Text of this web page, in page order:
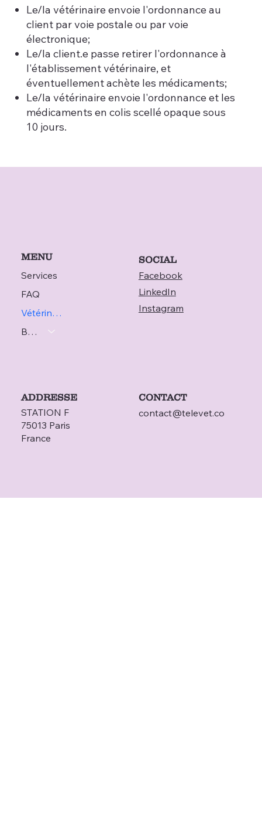
Le/la vétérinaire envoie l'ordonnance au
client par voie postale ou par voie
électronique;
Le/la client.e passe retirer l'ordonnance à
l'établissement vétérinaire, et
éventuellement achète les médicaments;
Le/la vétérinaire envoie l'ordonnance et les
médicaments en colis scellé opaque sous
10 jours.
MENU
Services
FAQ
Vétérinaire
Blog
CONTACT
contact@televet.co
ADDRESSE
STATION F
75013 Paris
France
SOCIAL
Facebook
LinkedIn
Instagram